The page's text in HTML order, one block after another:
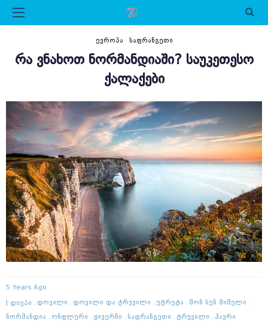
ᲔᲕᲠᲝᲞᲐ ᲡᲐᲤᲠᲐᲜᲒᲔᲗᲘ
ᲠᲐ ᲕᲜᲐᲮᲝᲗ ᲜᲝᲠᲛᲐᲜᲓᲘᲐᲨᲘ? ᲡᲐᲣᲙᲔᲗᲔᲡᲝ
ᲥᲐᲚᲐᲥᲔᲑᲘ
5 Years Ago
Დიეპი Დოვილი Დოვილი Და Ტრუვილი Ეტრეტა Მონ Სენ Მიშელი
Ნორმანდია Ონფლერი Ჟივერნი Საფრანგეთი Ტრუვილი Ჰავრი